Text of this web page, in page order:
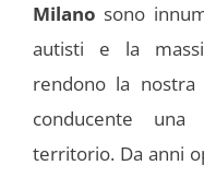
Milano sono
autisti e la
rendono la nostra
conducente
territorio. Da anni